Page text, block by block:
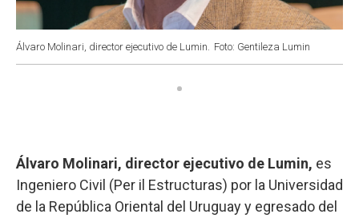
Álvaro Molinari, director ejecutivo de Lumin. Foto: Gentileza Lumin
Álvaro Molinari, director ejecutivo de Lumin, es
Ingeniero Civil (Per il Estructuras) por la Universidad
de la República Oriental del Uruguay y egresado del